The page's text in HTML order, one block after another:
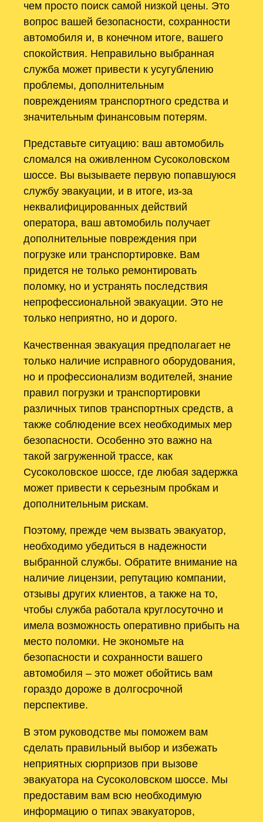
чем просто поиск самой низкой цены. Это
вопрос вашей безопасности, сохранности
автомобиля и, в конечном итоге, вашего
спокойствия. Неправильно выбранная
служба может привести к усугублению
проблемы, дополнительным
повреждениям транспортного средства и
значительным финансовым потерям.
Представьте ситуацию: ваш автомобиль
сломался на оживленном Сусоколовском
шоссе. Вы вызываете первую попавшуюся
службу эвакуации, и в итоге, из-за
неквалифицированных действий
оператора, ваш автомобиль получает
дополнительные повреждения при
погрузке или транспортировке. Вам
придется не только ремонтировать
поломку, но и устранять последствия
непрофессиональной эвакуации. Это не
только неприятно, но и дорого.
Качественная эвакуация предполагает не
только наличие исправного оборудования,
но и профессионализм водителей, знание
правил погрузки и транспортировки
различных типов транспортных средств, а
также соблюдение всех необходимых мер
безопасности. Особенно это важно на
такой загруженной трассе, как
Сусоколовское шоссе, где любая задержка
может привести к серьезным пробкам и
дополнительным рискам.
Поэтому, прежде чем вызвать эвакуатор,
необходимо убедиться в надежности
выбранной службы. Обратите внимание на
наличие лицензии, репутацию компании,
отзывы других клиентов, а также на то,
чтобы служба работала круглосуточно и
имела возможность оперативно прибыть на
место поломки. Не экономьте на
безопасности и сохранности вашего
автомобиля – это может обойтись вам
гораздо дороже в долгосрочной
перспективе.
В этом руководстве мы поможем вам
сделать правильный выбор и избежать
неприятных сюрпризов при вызове
эвакуатора на Сусоколовском шоссе. Мы
предоставим вам всю необходимую
информацию о типах эвакуаторов,